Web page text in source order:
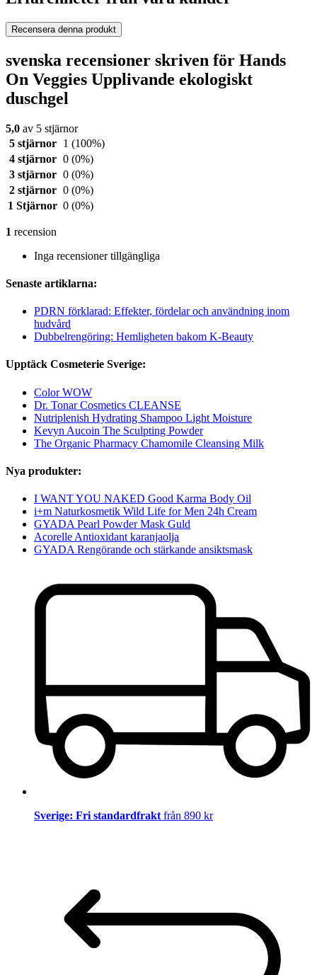
Recensera denna produkt
svenska recensioner skriven för Hands
On Veggies Upplivande ekologiskt
duschgel
5,0 av 5 stjärnor
5 stjärnor
1 (100%)
4 stjärnor 0 (0%)
3 stjärnor 0 (0%)
2 stjärnor 0 (0%)
1 Stjärnor 0 (0%)
1 recension
Inga recensioner tillgängliga
Senaste artiklarna:
PDRN förklarad: Effekter, fördelar och användning inom
hudvård
Dubbelrengöring: Hemligheten bakom K-Beauty
Upptäck Cosmeterie Sverige:
Color WOW
Dr. Tonar Cosmetics CLEANSE
Nutriplenish Hydrating Shampoo Light Moisture
Kevyn Aucoin The Sculpting Powder
The Organic Pharmacy Chamomile Cleansing Milk
Nya produkter:
I WANT YOU NAKED Good Karma Body Oil
i+m Naturkosmetik Wild Life for Men 24h Cream
GYADA Pearl Powder Mask Guld
Acorelle Antioxidant karanjaolja
GYADA Rengörande och stärkande ansiktsmask
Sverige: Fri standardfrakt från 890 kr